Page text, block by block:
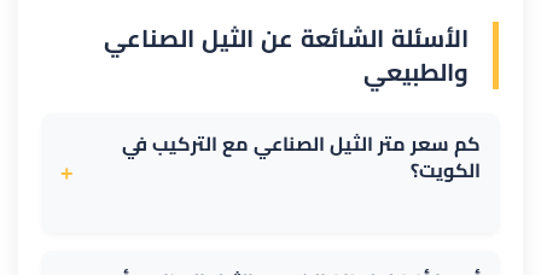
الأسئلة الشائعة عن الثيل الصناعي
والطبيعي
كم سعر متر الثيل الصناعي مع التركيب في
الكويت؟
+